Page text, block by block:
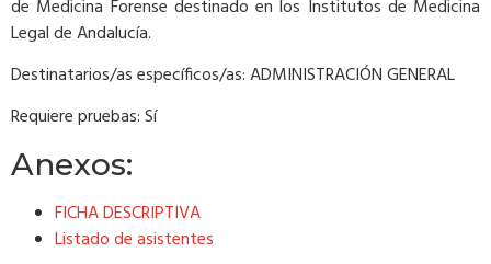
de Medicina Forense destinado en los Institutos de Medicina
Legal de Andalucía.
Destinatarios/as específicos/as: ADMINISTRACIÓN GENERAL
Requiere pruebas: Sí
Anexos:
FICHA DESCRIPTIVA
Listado de asistentes